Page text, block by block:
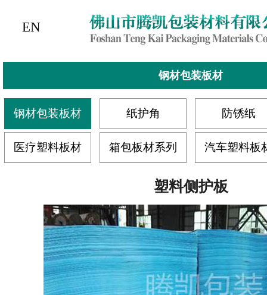
EN
钢材包装板材
钢材包装板材 纸护角 防锈纸
医疗塑料板材 箱包板材系列 汽车塑料板
塑料侧护板